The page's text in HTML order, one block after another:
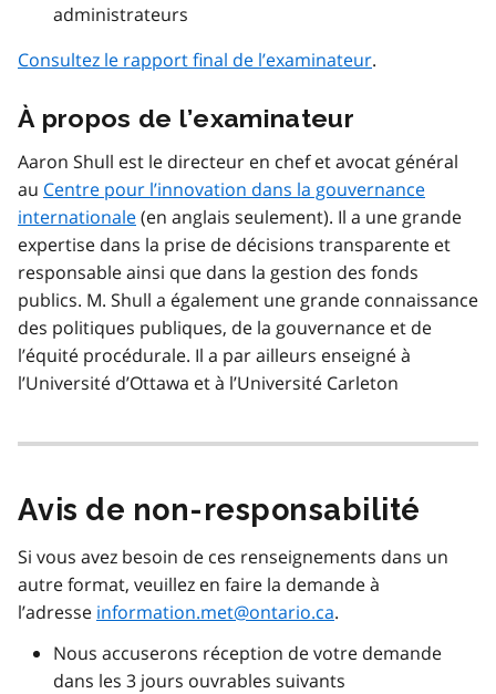
administrateurs
Consultez le rapport final de l’examinateur.
À propos de l’examinateur
Aaron Shull est le directeur en chef et avocat général
au Centre pour l’innovation dans la gouvernance
internationale(en anglais seulement). Il a une grande
expertise dans la prise de décisions transparente et
responsable ainsi que dans la gestion des fonds
publics. M. Shull a également une grande connaissance
des politiques publiques, de la gouvernance et de
l’équité procédurale. Il a par ailleurs enseigné à
l’Université d’Ottawa et à l’Université Carleton
Avis de non-responsabilité
Si vous avez besoin de ces renseignements dans un
autre format, veuillez en faire la demande à
l’adresse information.met@ontario.ca.
Nous accuserons réception de votre demande
dans les 3 jours ouvrables suivants